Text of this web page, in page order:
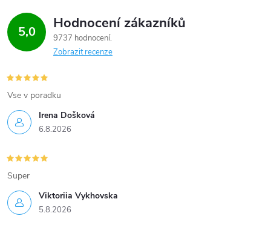
5,0 Hodnocení zákazníků
9737 hodnocení
Zobrazit recenze
Irena Došková
6.8.2026
Vse v poradku
Viktoriia Vykhovska
5.8.2026
Super